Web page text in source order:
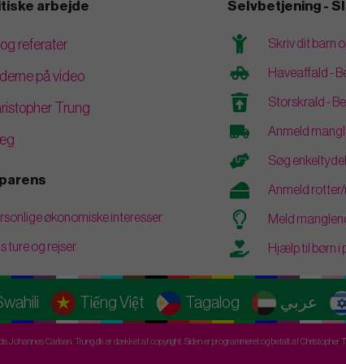
arbejde
referater
på video
Trung
økonomiske interesser
ture og rejser
Selvbetjening -
Skriv dit barn
Haveaffald -
Storskrald -
Anmeld
Søg
Anmeld
Meld
Hjælp til børn i
Tiếng Việt Tagalog عربي
Johannes Carlsen. Trung.dk er dækket af copyright. Siden er programmeret og betalt af Christopher